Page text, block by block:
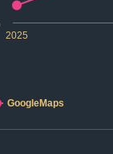
2025
GoogleMaps